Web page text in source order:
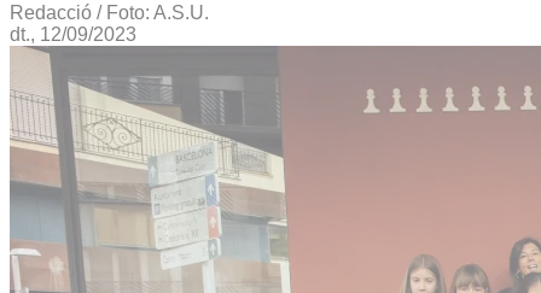
Redacció / Foto: A.S.U.
dt., 12/09/2023